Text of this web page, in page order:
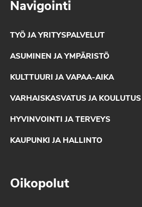
Navigointi
TYÖ JA YRITYSPALVELUT
ASUMINEN JA YMPÄRISTÖ
KULTTUURI JA VAPAA-AIKA
VARHAISKASVATUS JA KOULUTUS
HYVINVOINTI JA TERVEYS
KAUPUNKI JA HALLINTO
Oikopolut